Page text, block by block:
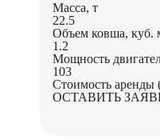
Масса, т
22.5
Объем ковша, куб.
1.2
Мощность
103
Стоимость аренды
ОСТАВИТЬ